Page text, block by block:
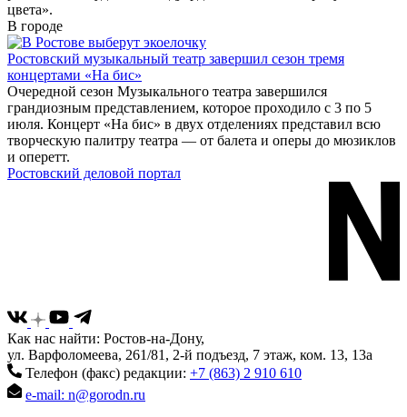
цвета».
В городе
Ростовский музыкальный театр завершил сезон тремя
концертами «На бис»
Очередной сезон Музыкального театра завершился
грандиозным представлением, которое проходило с 3 по 5
июля. Концерт «На бис» в двух отделениях представил всю
творческую палитру театра — от балета и оперы до мюзиклов
и оперетт.
Ростовский деловой портал
Как нас найти: Ростов-на-Дону,
ул. Варфоломеева, 261/81, 2-й подъезд, 7 этаж, ком. 13, 13а
Телефон (факс) редакции: +7 (863) 2 910 610
e-mail: n@gorodn.ru